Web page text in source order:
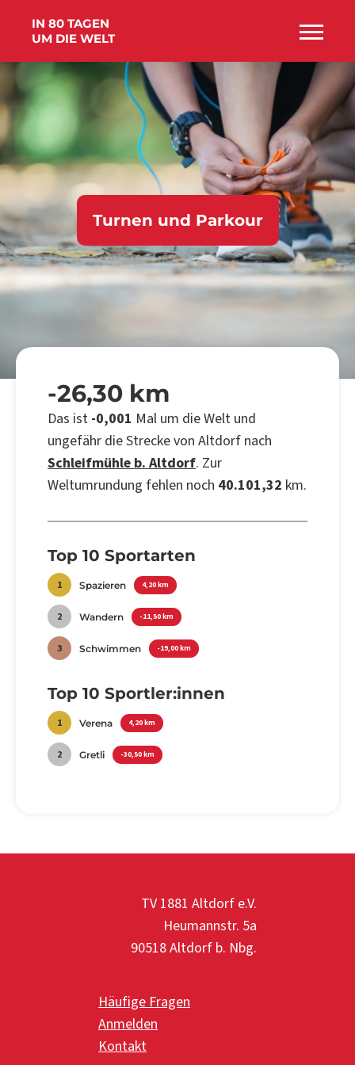
IN 80 TAGEN
UM DIE WELT
Turnen und Parkour
-26,30 km
Das ist -0,001 Mal um die Welt und
ungefähr die Strecke von Altdorf nach
Schleifmühle b. Altdorf. Zur
Weltumrundung fehlen noch 40.101,32 km.
Top 10 Sportler:innen
1 Verena 4,20 km
2 Gretli -30,50 km
Top 10 Sportarten
1 Spazieren 4,20 km
2 Wandern -11,50 km
3 Schwimmen -19,00 km
TV 1881 Altdorf e.V.
Heumannstr. 5a
90518 Altdorf b. Nbg.
Häufige Fragen
Anmelden
Kontakt